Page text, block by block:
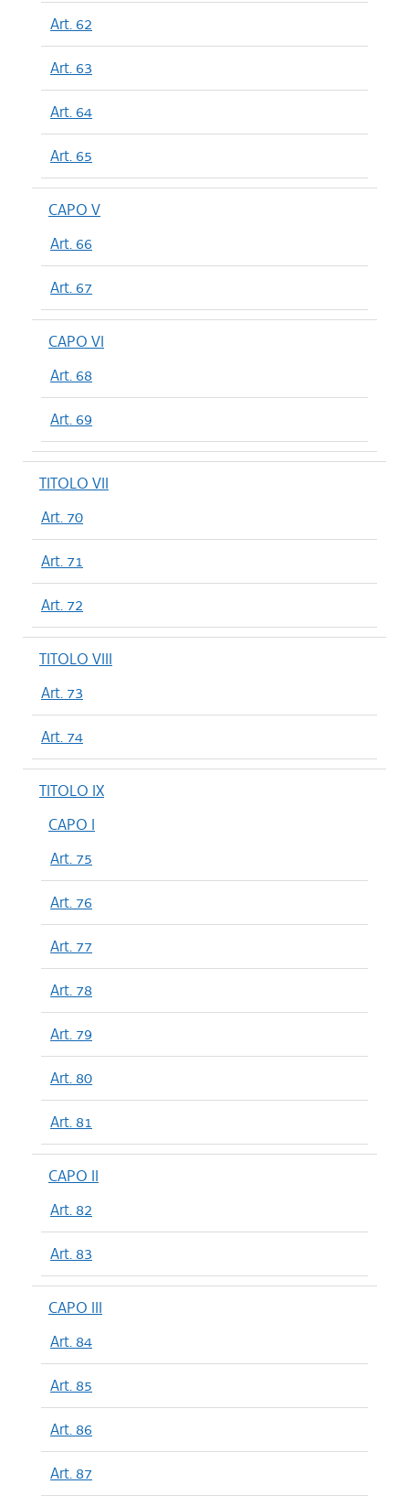
Art. 62
Art. 63
Art. 64
Art. 65
CAPO V
Art. 66
Art. 67
CAPO VI
Art. 68
Art. 69
TITOLO VII
Art. 70
Art. 71
Art. 72
TITOLO VIII
Art. 73
Art. 74
TITOLO IX
CAPO I
Art. 75
Art. 76
Art. 77
Art. 78
Art. 79
Art. 80
Art. 81
CAPO II
Art. 82
Art. 83
CAPO III
Art. 84
Art. 85
Art. 86
Art. 87